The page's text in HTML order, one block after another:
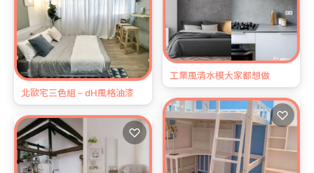
北歐宅三色組 – dH風格油漆
♡
工業風清水模大家都想做
♡